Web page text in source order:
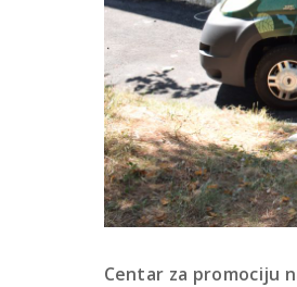
Centar za promociju